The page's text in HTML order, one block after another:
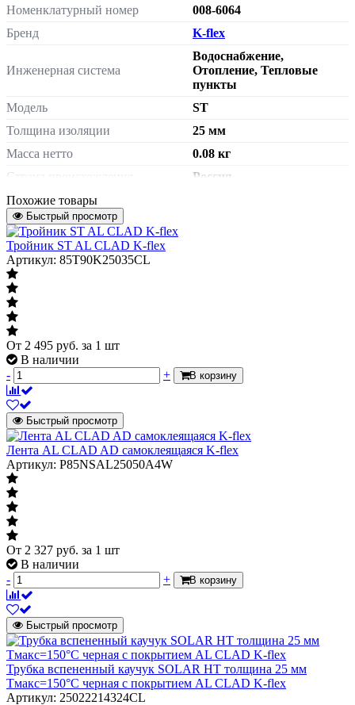
Номенклатурный номер
008-6064
Бренд
K-flex
Инженерная система
Водоснабжение,
Отопление, Тепловые
пункты
Модель
ST
Толщина изоляции
25 мм
Масса нетто
0.08 кг
Страна происхождения
Россия
Внутренний диаметр изоляции
Артикул
Похожие товары
Быстрый просмотр
Тройник ST AL CLAD K-flex
Артикул: 85T90K25035CL
От 2 495 руб. за 1 шт
В наличии
-
+ В корзину
Быстрый просмотр
Лента AL CLAD AD самоклеящаяся K-flex
Артикул: P85NSAL25050A4W
От 2 327 руб. за 1 шт
В наличии
-
+ В корзину
Быстрый просмотр
Трубка вспененный каучук SOLAR HT толщина 25 мм
Тмакс=150°C черная с покрытием AL CLAD K-flex
Артикул: 25022214324CL